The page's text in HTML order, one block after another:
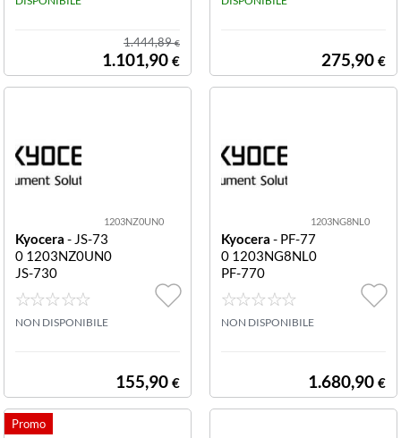
ogli per Kyocera
TASKalfa 2554/
3554ci/4054ci/
1.444,89€
1.101,90 € 275,90 €
1203NZ0UN0
Kyocera - JS-73
0 1203NZ0UN0
JS-730
NON DISPONIBILE
155,90 €
1203NG8NL0
Kyocera - PF-77
0 1203NG8NL0
PF-770
NON DISPONIBILE
1.680,90 €